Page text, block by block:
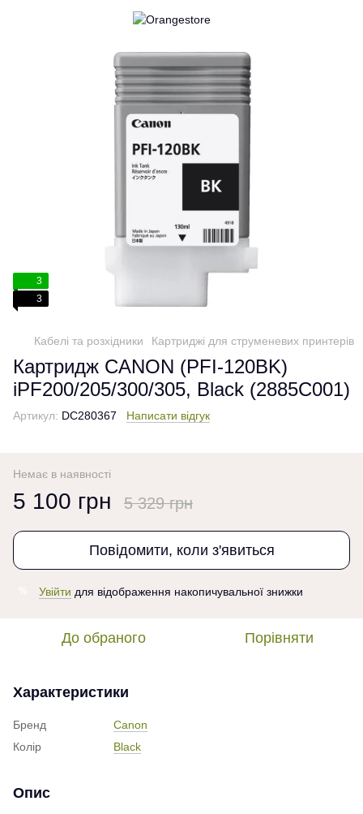
3
3
Кабелі та розхідники Картриджі для струменевих принтерів
Картридж CANON (PFI-120BK)
iPF200/205/300/305, Black (2885C001)
Артикул: DC280367 Написати відгук
Немає в наявності
5 100 грн 5 329 грн
Повідомити, коли з'явиться
Увійти для відображення накопичувальної знижки
До обраного Порівняти
Характеристики
Бренд
Canon
Колір
Black
Опис